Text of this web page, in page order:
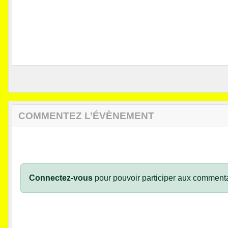
COMMENTEZ L’ÉVÈNEMENT
Connectez-vous pour pouvoir participer aux